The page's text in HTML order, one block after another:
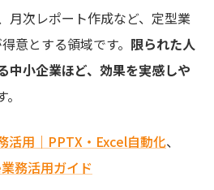
月次レポート作成など、定型業
意とする領域です。 限られた人
中小企業ほど、効果を実感しや
活用｜PPTX・Excel自動化、
務活用ガイド